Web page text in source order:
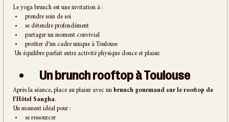
Le yoga brunch est une invitation à :
prendre soin de soi
se détendre profondément
partager un moment convivial
profiter d’un cadre unique à Toulouse
Un équilibre parfait entre activité physique douce et plaisir.
Un brunch rooftop à Toulouse
Après la séance, place au plaisir avec un brunch gourmand sur le rooftop de
l’Hôtel Sangha.
Un moment idéal pour :
se ressourcer